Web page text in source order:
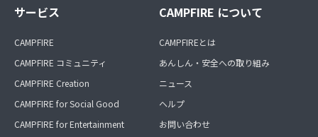
サービス
CAMPFIRE
CAMPFIRE コミュニティ
CAMPFIRE Creation
CAMPFIRE for Social Good
CAMPFIRE for Entertainment
CAMPFIRE について
CAMPFIREとは
あんしん・安全への取り組み
ニュース
ヘルプ
お問い合わせ